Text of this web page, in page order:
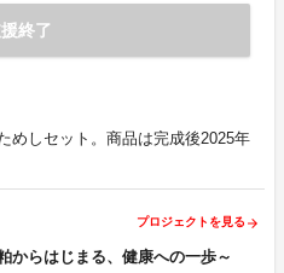
終了
めしセット。商品は完成後2025年
プロジェクトを見る arrow_forward
らはじまる、健康への一歩～